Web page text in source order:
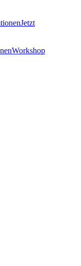
Jetzt
Workshop